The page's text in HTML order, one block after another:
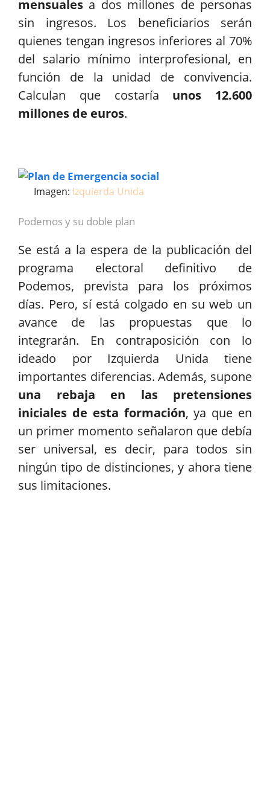
mensuales a dos millones de personas
sin ingresos. Los beneficiarios serán
quienes tengan ingresos inferiores al 70%
del salario mínimo interprofesional, en
función de la unidad de convivencia.
Calculan que costaría unos 12.600
millones de euros.
Imagen: Izquierda Unida
Podemos y su doble plan
Se está a la espera de la publicación del
programa electoral definitivo de
Podemos, prevista para los próximos
días. Pero, sí está colgado en su web un
avance de las propuestas que lo
integrarán. En contraposición con lo
ideado por Izquierda Unida tiene
importantes diferencias. Además, supone
una rebaja en las pretensiones
iniciales de esta formación, ya que en
un primer momento señalaron que debía
ser universal, es decir, para todos sin
ningún tipo de distinciones, y ahora tiene
sus limitaciones.